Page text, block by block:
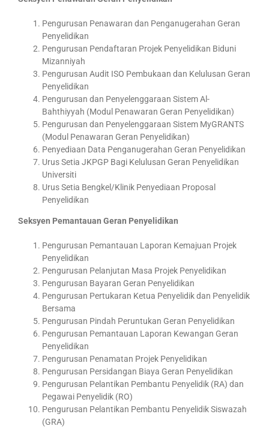
Pengurusan Penawaran dan Penganugerahan Geran
Penyelidikan
Pengurusan Pendaftaran Projek Penyelidikan Biduni
Mizanniyah
Pengurusan Audit ISO Pembukaan dan Kelulusan Geran
Penyelidikan
Pengurusan dan Penyelenggaraan Sistem Al-
Bahthiyyah (Modul Penawaran Geran Penyelidikan)
Pengurusan dan Penyelenggaraan Sistem MyGRANTS
(Modul Penawaran Geran Penyelidikan)
Penyediaan Data Penganugerahan Geran Penyelidikan
Urus Setia JKPGP Bagi Kelulusan Geran Penyelidikan
Universiti
Urus Setia Bengkel/Klinik Penyediaan Proposal
Penyelidikan
Seksyen Pemantauan Geran Penyelidikan
Pengurusan Pemantauan Laporan Kemajuan Projek
Penyelidikan
Pengurusan Pelanjutan Masa Projek Penyelidikan
Pengurusan Bayaran Geran Penyelidikan
Pengurusan Pertukaran Ketua Penyelidik dan Penyelidik
Bersama
Pengurusan Pindah Peruntukan Geran Penyelidikan
Pengurusan Pemantauan Laporan Kewangan Geran
Penyelidikan
Pengurusan Penamatan Projek Penyelidikan
Pengurusan Persidangan Biaya Geran Penyelidikan
Pengurusan Pelantikan Pembantu Penyelidik (RA) dan
Pegawai Penyelidik (RO)
Pengurusan Pelantikan Pembantu Penyelidik Siswazah
(GRA)